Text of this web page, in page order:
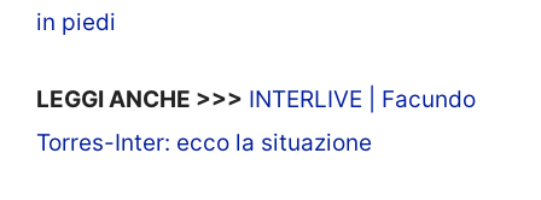
in piedi
LEGGI ANCHE >>> INTERLIVE | Facundo
Torres-Inter: ecco la situazione